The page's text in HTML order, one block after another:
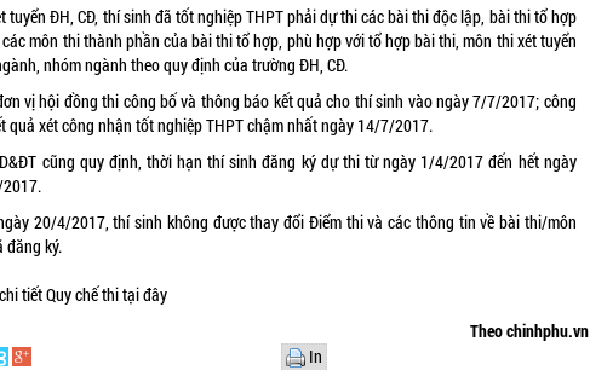
tuyển ĐH, CĐ, thí sinh đã tốt nghiệp THPT phải dự thi các bài thi độc lập, bài thi tổ hợp
môn thi thành phần của bài thi tổ hợp, phù hợp với tổ hợp bài thi, môn thi xét tuyển
nhóm ngành theo quy định của trường ĐH, CĐ.
vị hội đồng thi công bố và thông báo kết quả cho thí sinh vào ngày 7/7/2017; công
quả xét công nhận tốt nghiệp THPT chậm nhất ngày 14/7/2017.
cũng quy định, thời hạn thí sinh đăng ký dự thi từ ngày 1/4/2017 đến hết ngày
20/4/2017, thí sinh không được thay đổi Điểm thi và các thông tin về bài thi/môn
đăng ký.
tiết Quy chế thitại đây
Theo chinhphu.vn
In